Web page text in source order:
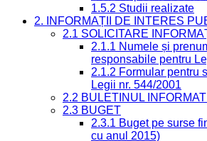
1.5.2 Studii realizate
2. INFORMAȚII DE INTERES
2.1 SOLICITARE
2.1.1 Numele și
responsabile pentru
2.1.2 Formular pentru
Legii nr. 544/2001
2.2 BULETINUL
2.3 BUGET
2.3.1 Buget pe surse
cu anul 2015)